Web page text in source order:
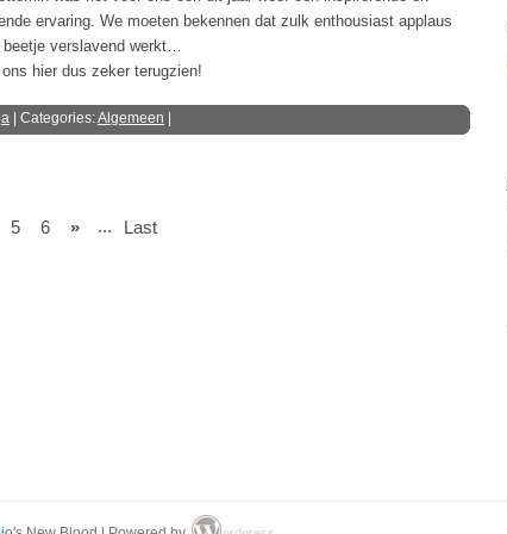
ervaring. We moeten bekennen dat zulk enthousiast applaus
beetje verslavend werkt…
hier dus zeker terugzien!
| Categories:Algemeen
5 6 » ... Last